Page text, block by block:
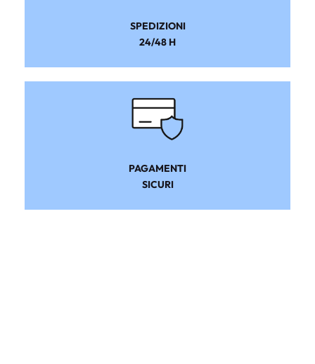
SPEDIZIONI
24/48 H
PAGAMENTI
SICURI